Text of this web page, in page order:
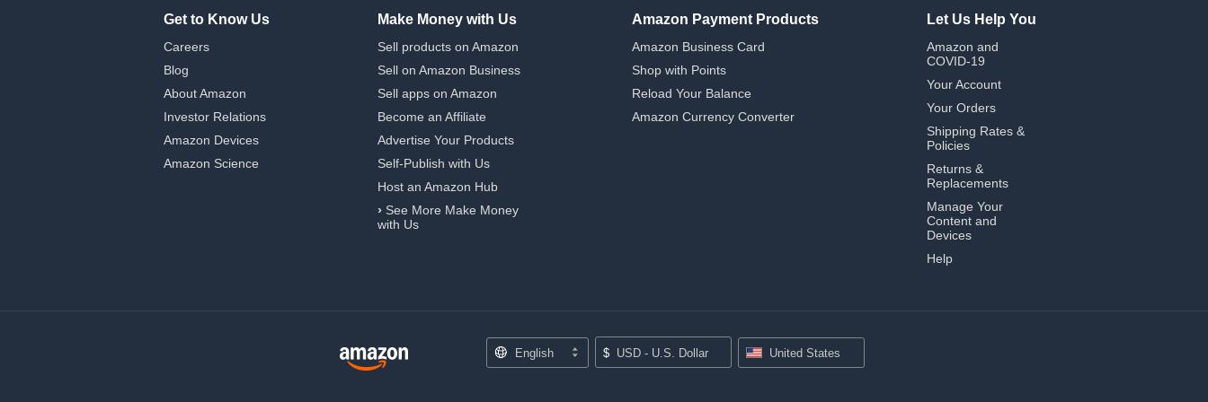
Get to Know Us
Careers
Blog
About Amazon
Investor Relations
Amazon Devices
Amazon Science
Make Money with Us
Sell products on Amazon
Sell on Amazon Business
Sell apps on Amazon
Become an Affiliate
Advertise Your Products
Self-Publish with Us
Host an Amazon Hub
› See More Make Money
with Us
Amazon Payment Products
Amazon Business Card
Shop with Points
Reload Your Balance
Amazon Currency Converter
Let Us Help You
Amazon and
COVID-19
Your Account
Your Orders
Shipping Rates &
Policies
Returns &
Replacements
Manage Your
Content and
Devices
Help
English $ USD - U.S. Dollar United States